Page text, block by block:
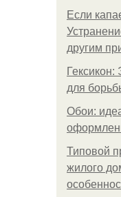
Если
другим
для
Обои:
Типовой
жилого